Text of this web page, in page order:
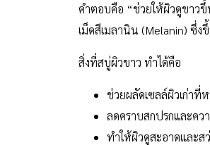
คำตอบคือ “ช่วยให้ผิวดูขาวขึ้
เม็ดสีเมลานิน (Melanin) ซึ่ง
สิ่งที่สบู่ผิวขาว ทำได้คือ
ช่วยผลัดเซลล์ผิวเก่าที่
ลดคราบสกปรกและค
ทำให้ผิวดูสะอาดและส